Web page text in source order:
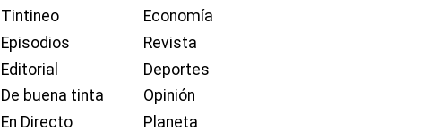
Tintineo
Episodios
Editorial
De buena tinta
En Directo
Economía
Revista
Deportes
Opinión
Planeta